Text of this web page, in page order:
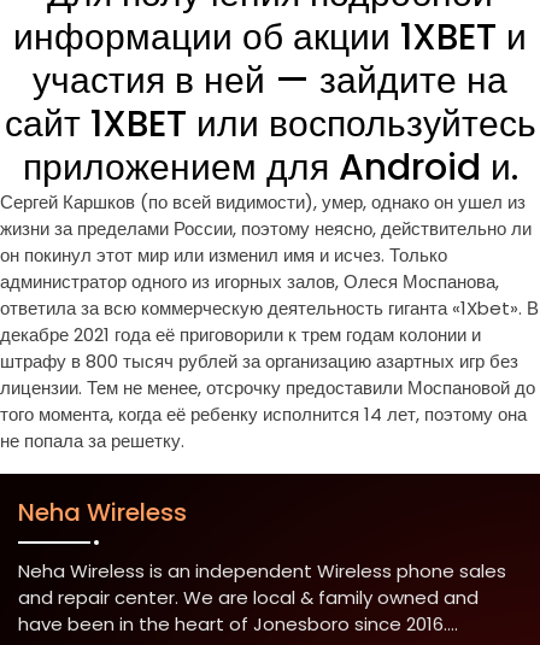
информации об акции 1XBET и
участия в ней — зайдите на
сайт 1XBET или воспользуйтесь
приложением для Android и.
Сергей Каршков (по всей видимости), умер, однако он ушел из
жизни за пределами России, поэтому неясно, действительно ли
он покинул этот мир или изменил имя и исчез. Только
администратор одного из игорных залов, Олеся Моспанова,
ответила за всю коммерческую деятельность гиганта «1Xbet». В
декабре 2021 года её приговорили к трем годам колонии и
штрафу в 800 тысяч рублей за организацию азартных игр без
лицензии. Тем не менее, отсрочку предоставили Моспановой до
того момента, когда её ребенку исполнится 14 лет, поэтому она
не попала за решетку.
Neha Wireless
Neha Wireless is an independent Wireless phone sales
and repair center. We are local & family owned and
have been in the heart of Jonesboro since 2016....